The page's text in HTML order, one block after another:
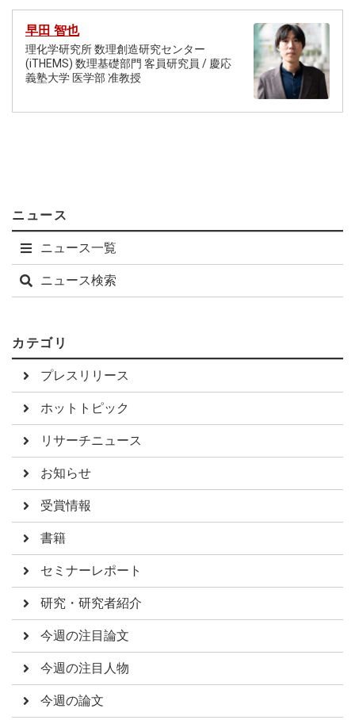
早田 智也
理化学研究所 数理創造研究センター
(iTHEMS) 数理基礎部門 客員研究員 / 慶応
義塾大学 医学部 准教授
ニュース
ニュース一覧
ニュース検索
カテゴリ
プレスリリース
ホットトピック
リサーチニュース
お知らせ
受賞情報
書籍
セミナーレポート
研究・研究者紹介
今週の注目論文
今週の注目人物
今週の論文